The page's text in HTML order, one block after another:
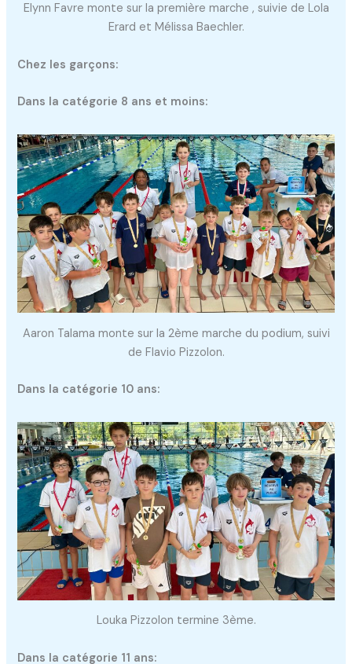
Elynn Favre monte sur la première marche , suivie de Lola
Erard et Mélissa Baechler.
Chez les garçons:
Dans la catégorie 8 ans et moins:
Aaron Talama monte sur la 2ème marche du podium, suivi
de Flavio Pizzolon.
Dans la catégorie 10 ans:
Louka Pizzolon termine 3ème.
Dans la catégorie 11 ans: